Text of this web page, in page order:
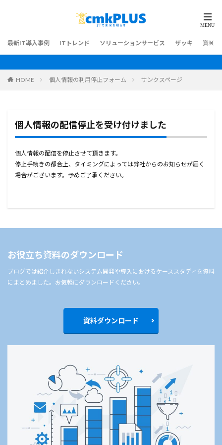
最新IT導入事例 ITトレンド ソリューションサービス ザッキ 資料ダ
HOME 個人情報の利用停止フォーム サンクスページ
個人情報の配信停止を受け付けました
個人情報の配信を停止させて頂きます。
停止手続きの都合上、タイミングによっては弊社からのお知らせが届く
場合がございます。予めご了承ください。
お役立ち資料のダウンロード
ブログでは紹介しきれないシステム開発や導入におけるケーススタディを資料
にまとめました。お気軽にダウンロードください。
資料ダウンロード